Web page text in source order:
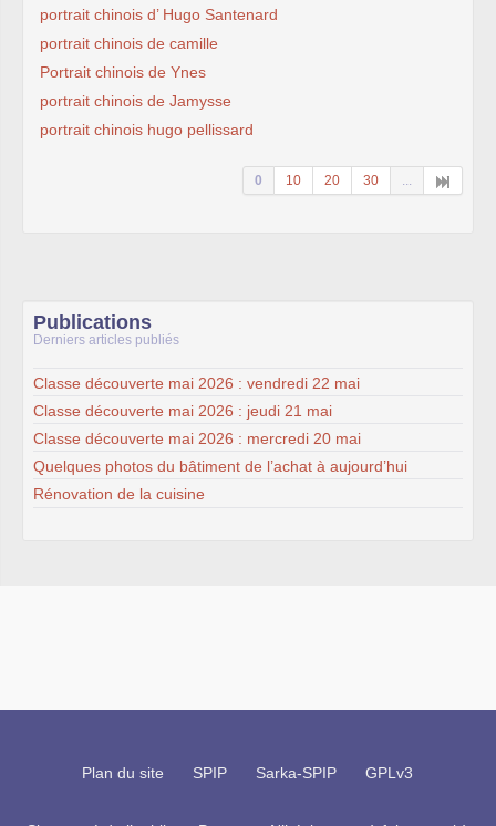
portrait chinois d’ Hugo Santenard
portrait chinois de camille
Portrait chinois de Ynes
portrait chinois de Jamysse
portrait chinois hugo pellissard
0 10 20 30 ...
Publications
Derniers articles publiés
Classe découverte mai 2026 : vendredi 22 mai
Classe découverte mai 2026 : jeudi 21 mai
Classe découverte mai 2026 : mercredi 20 mai
Quelques photos du bâtiment de l’achat à aujourd’hui
Rénovation de la cuisine
Plan du site SPIP Sarka-SPIP GPLv3